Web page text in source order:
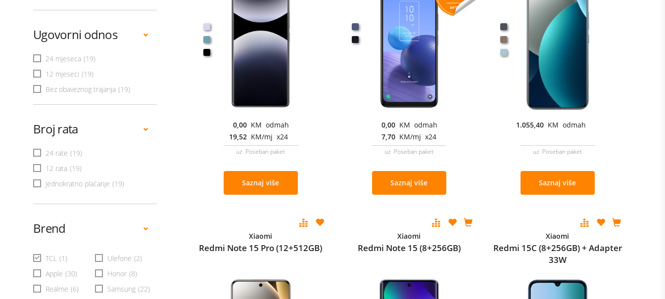
Ugovorni odnos
24 mjeseca (19)
12 mjeseci (19)
Bez obaveznog trajanja (19)
Broj rata
24 rate (19)
12 rata (19)
Jednokratno plaćanje (19)
Brend
TCL (1) Ulefone (2)
Apple (30) Honor (8)
Realme (6) Samsung (22)
0,00 KM odmah
19,52 KM/mj x24
uz Poseban paket
Saznaj više
0,00 KM odmah
7,70 KM/mj x24
uz Poseban paket
Saznaj više
1.055,40 KM odmah
uz Poseban paket
Saznaj više
Xiaomi
Redmi Note 15 Pro (12+512GB)
Xiaomi
Redmi Note 15 (8+256GB)
Xiaomi
Redmi 15C (8+256GB) + Adapter
33W